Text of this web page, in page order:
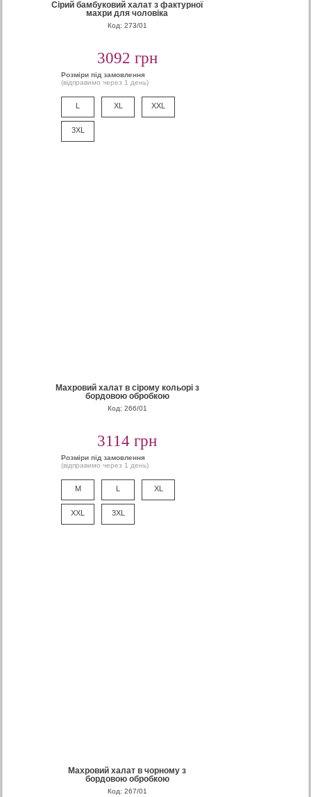
Сірий бамбуковий халат з фактурної
махри для чоловіка
Код: 273/01
3092 грн
Розміри під замовлення
(відправимо через 1 день)
L XL XXL
3XL
Махровий халат в сірому кольорі з
бордовою обробкою
Код: 266/01
3114 грн
Розміри під замовлення
(відправимо через 1 день)
M L XL
XXL 3XL
Махровий халат в чорному з
бордовою обробкою
Код: 267/01